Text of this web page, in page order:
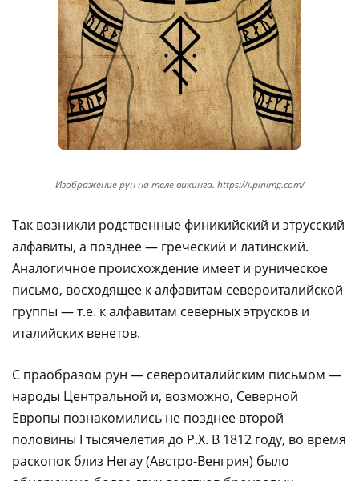
Изображение рун на теле викинга. https://i.pinimg.com/
Так возникли родственные финикийский и этрусский
алфавиты, а позднее — греческий и латинский.
Аналогичное происхождение имеет и руническое
письмо, восходящее к алфавитам североиталийской
группы — т.е. к алфавитам северных этрусков и
италийских венетов.
С праобразом рун — североиталийским письмом —
народы Центральной и, возможно, Северной
Европы познакомились не позднее второй
половины I тысячелетия до Р.Х. В 1812 году, во время
раскопок близ Негау (Австро-Венгрия) было